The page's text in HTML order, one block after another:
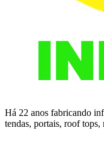
Há 22 anos fabricando
tendas, portais, roof